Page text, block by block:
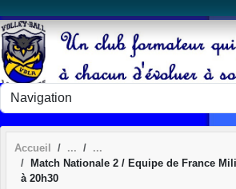
Accueil
Match Nationale 2 / Equipe de France
à 20h30